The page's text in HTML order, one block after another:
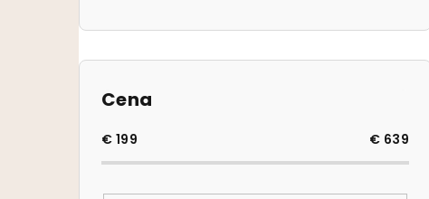
Bočný panel
Cena
€ 199 € 639